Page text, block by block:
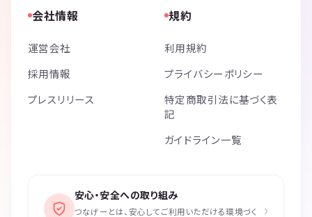
会社情報
運営会社
採用情報
プレスリリース
規約
利用規約
プライバシーポリシー
特定商取引法に基づく表
記
ガイドライン一覧
安心・安全への取り組み
つなげーとは、安心してご利用いただける環境づく ›